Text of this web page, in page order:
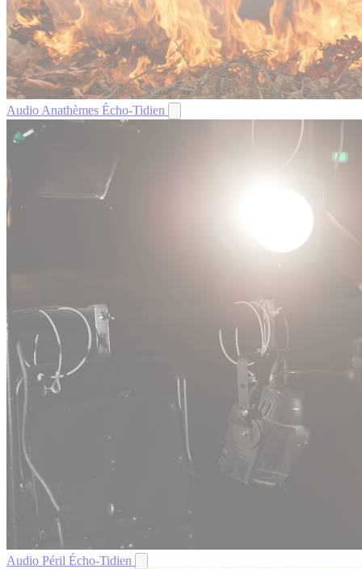
AudioAnathèmes Écho-Tidien
Audio Péril Écho-Tidien